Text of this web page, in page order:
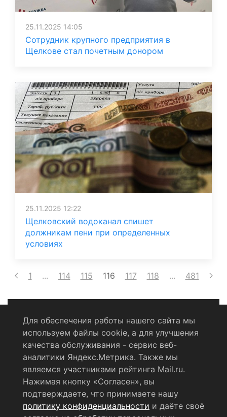
25.11.2025 14:05
Сотрудник крупного предприятия в
Щелкове стал почетным донором
25.11.2025 12:22
Щелковский водоканал спишет
должникам пени при определенных
условиях
1 ... 114 115 116 117 118 ... 481
Политика конфиденциальности
Согласие на обработку персональных данных
RSS-лента
© 2004 - 2026 Сетевое издание Щёлковское ТВ.
Для обеспечения работы нашего сайта мы
используем файлы cookie, а для улучшения
качества обслуживания - сервис веб-
аналитики Яндекс.Метрика. Также мы
являемся участниками рейтинга Mail.ru.
Нажимая кнопку «Согласен», вы
подтверждаете, что принимаете нашу
политику конфиденциальности и даёте своё